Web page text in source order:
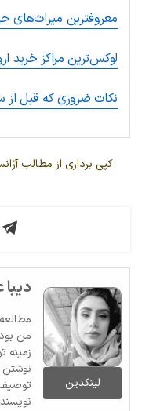
معروفترین میراث‌های
لوکس‌ترین مراکز خرید
نکات ضروری که قبل از
کپی برداری از مطالب
لینکدین
من
زمینه
نوشتن